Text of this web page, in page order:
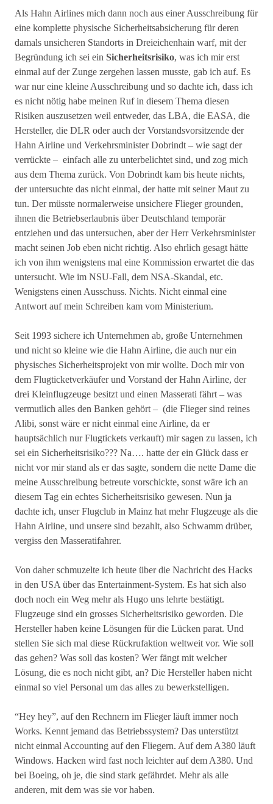
Als Hahn Airlines mich dann noch aus einer Ausschreibung für
eine komplette physische Sicherheitsabsicherung für deren
damals unsicheren Standorts in Dreieichenhain warf, mit der
Begründung ich sei ein Sicherheitsrisiko, was ich mir erst
einmal auf der Zunge zergehen lassen musste, gab ich auf. Es
war nur eine kleine Ausschreibung und so dachte ich, dass ich
es nicht nötig habe meinen Ruf in diesem Thema diesen
Risiken auszusetzen weil entweder, das LBA, die EASA, die
Hersteller, die DLR oder auch der Vorstandsvorsitzende der
Hahn Airline und Verkehrsminister Dobrindt – wie sagt der
verrückte – einfach alle zu unterbelichtet sind, und zog mich
aus dem Thema zurück. Von Dobrindt kam bis heute nichts,
der untersuchte das nicht einmal, der hatte mit seiner Maut zu
tun. Der müsste normalerweise unsichere Flieger grounden,
ihnen die Betriebserlaubnis über Deutschland temporär
entziehen und das untersuchen, aber der Herr Verkehrsminister
macht seinen Job eben nicht richtig. Also ehrlich gesagt hätte
ich von ihm wenigstens mal eine Kommission erwartet die das
untersucht. Wie im NSU-Fall, dem NSA-Skandal, etc.
Wenigstens einen Ausschuss. Nichts. Nicht einmal eine
Antwort auf mein Schreiben kam vom Ministerium.
Seit 1993 sichere ich Unternehmen ab, große Unternehmen
und nicht so kleine wie die Hahn Airline, die auch nur ein
physisches Sicherheitsprojekt von mir wollte. Doch mir von
dem Flugticketverkäufer und Vorstand der Hahn Airline, der
drei Kleinflugzeuge besitzt und einen Masserati fährt – was
vermutlich alles den Banken gehört – (die Flieger sind reines
Alibi, sonst wäre er nicht einmal eine Airline, da er
hauptsächlich nur Flugtickets verkauft) mir sagen zu lassen, ich
sei ein Sicherheitsrisiko??? Na…. hatte der ein Glück dass er
nicht vor mir stand als er das sagte, sondern die nette Dame die
meine Ausschreibung betreute vorschickte, sonst wäre ich an
diesem Tag ein echtes Sicherheitsrisiko gewesen. Nun ja
dachte ich, unser Flugclub in Mainz hat mehr Flugzeuge als die
Hahn Airline, und unsere sind bezahlt, also Schwamm drüber,
vergiss den Masseratifahrer.
Von daher schmuzelte ich heute über die Nachricht des Hacks
in den USA über das Entertainment-System. Es hat sich also
doch noch ein Weg mehr als Hugo uns lehrte bestätigt.
Flugzeuge sind ein grosses Sicherheitsrisiko geworden. Die
Hersteller haben keine Lösungen für die Lücken parat. Und
stellen Sie sich mal diese Rückrufaktion weltweit vor. Wie soll
das gehen? Was soll das kosten? Wer fängt mit welcher
Lösung, die es noch nicht gibt, an? Die Hersteller haben nicht
einmal so viel Personal um das alles zu bewerkstelligen.
“Hey hey”, auf den Rechnern im Flieger läuft immer noch
Works. Kennt jemand das Betriebssystem? Das unterstützt
nicht einmal Accounting auf den Fliegern. Auf dem A380 läuft
Windows. Hacken wird fast noch leichter auf dem A380. Und
bei Boeing, oh je, die sind stark gefährdet. Mehr als alle
anderen, mit dem was sie vor haben.